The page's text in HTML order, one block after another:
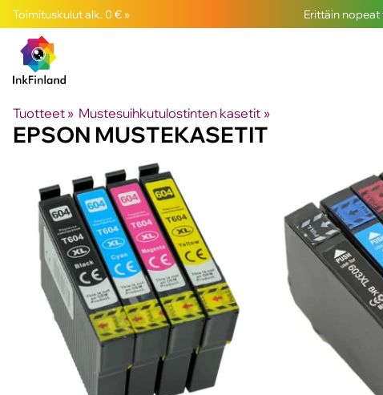
Toimituskulut alk. 0 € » Erittäin
Tuotteet ‪» Mustesuihkutulostinten kasetit ‪»
EPSON MUSTEKASETIT